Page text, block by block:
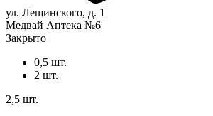
ул. Лещинского, д. 1
Медвай Аптека №6
Закрыто
0,5 шт.
2 шт.
2,5 шт.